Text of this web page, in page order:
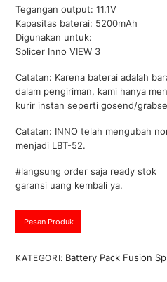
d
a
r
i
5
Tegangan output: 11.1V
Kapasitas baterai: 5200mAh
Digunakan untuk:
Splicer Inno VIEW 3
Catatan: Karena baterai adalah
dalam pengiriman, kami hanya
kurir instan seperti gosend/
Catatan: INNO telah mengubah
menjadi LBT-52.
#langsung order saja ready stok
garansi uang kembali ya.
Pesan Produk
KATEGORI: Battery Pack Fusion